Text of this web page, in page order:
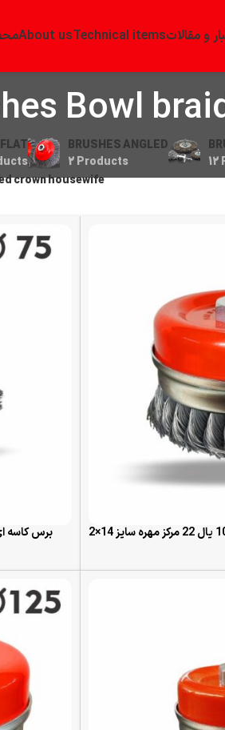
About usTechnical itemsو مقالات
Bowl
BRUSHES ANGLED
2 Products
crown housewife
READ MORE